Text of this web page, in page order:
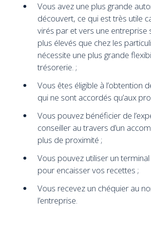
Vous avez une plus grande
découvert, ce qui est très utile
virés par et vers une
plus élevés que chez les
nécessite une plus grande
trésorerie. ;
Vous êtes éligible à l’obtention
qui ne sont accordés qu’aux
Vous pouvez bénéficier de
conseiller au travers d’un
plus de proximité ;
Vous pouvez utiliser un
pour encaisser vos recettes ;
Vous recevez un chéquier au
l’entreprise.